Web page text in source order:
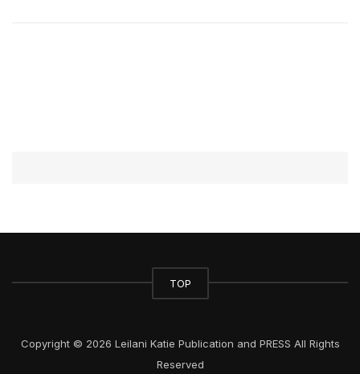
TOP
Copyright © 2026 Leilani Katie Publication and PRESS All Rights
Reserved